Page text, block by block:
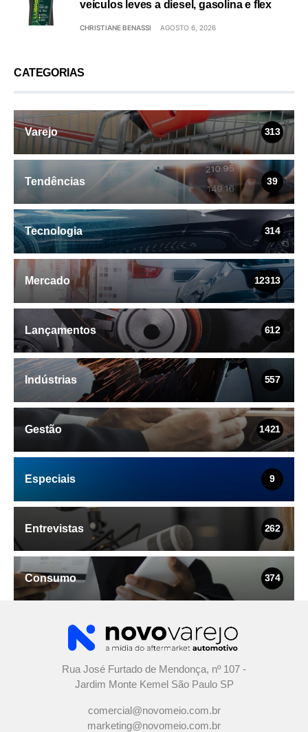
veículos leves a diesel, gasolina e flex
CHRISTIANE BENASSI AGOSTO 6, 2026
CATEGORIAS
Varejo 313
Tendências 39
Tecnologia 314
Mercado 12313
Lançamentos 612
Indústrias 557
Gestão 1421
Especiais 9
Entrevistas 262
Consumo 374
Rua José Furtado de Mendonça, nº 107 -
Jardim Monte Kemel São Paulo SP
comercial@novomeio.com.br
marketing@novomeio.com.br